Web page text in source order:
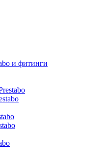
и фитинги